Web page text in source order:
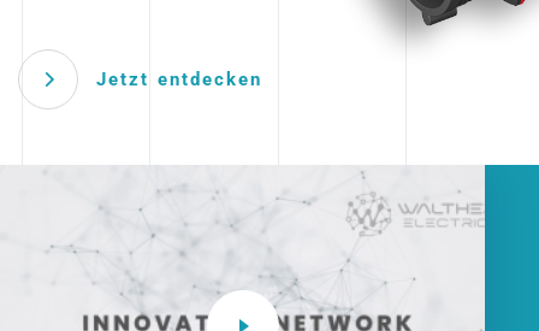
Jetzt entdecken